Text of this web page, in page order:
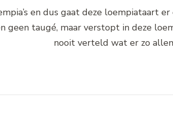
en dus gaat deze loempiataart
geen taugé, maar verstopt in deze
nooit verteld wat er zo